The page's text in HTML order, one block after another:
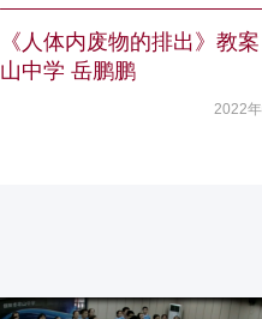
《人体内废物的排出》教
山中学 岳鹏鹏
2022